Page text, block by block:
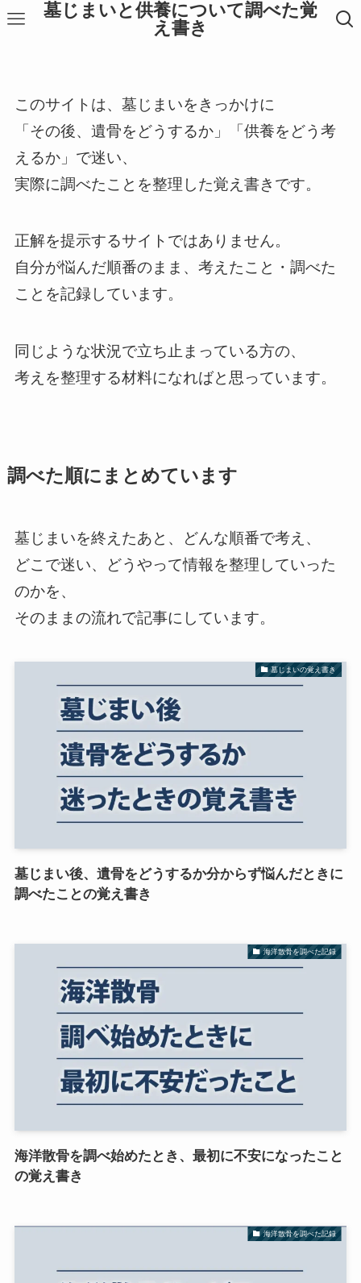
墓じまいと供養について調べた覚
え書き
このサイトは、墓じまいをきっかけに
「その後、遺骨をどうするか」「供養をどう考
えるか」で迷い、
実際に調べたことを整理した覚え書きです。
正解を提示するサイトではありません。
自分が悩んだ順番のまま、考えたこと・調べた
ことを記録しています。
同じような状況で立ち止まっている方の、
考えを整理する材料になればと思っています。
調べた順にまとめています
墓じまいを終えたあと、どんな順番で考え、
どこで迷い、どうやって情報を整理していった
のかを、
そのままの流れで記事にしています。
墓じまいの覚え書き
墓じまい後、遺骨をどうするか分からず悩んだときに
調べたことの覚え書き
海洋散骨を調べた記録
海洋散骨を調べ始めたとき、最初に不安になったこと
の覚え書き
海洋散骨を調べた記録